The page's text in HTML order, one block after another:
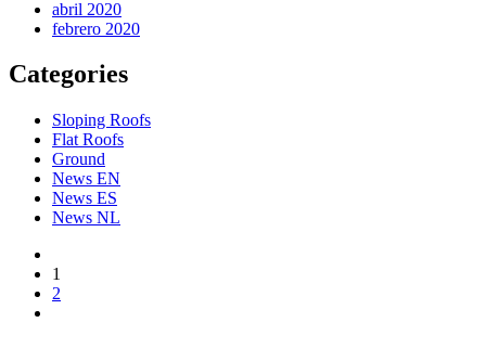
abril 2020
febrero 2020
Categories
Sloping Roofs
Flat Roofs
Ground
News EN
News ES
News NL
1
2